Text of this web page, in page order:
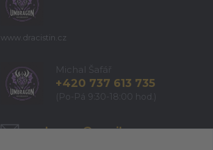
www.dracistin.cz
Michal Šafář
+420 737 613 735
(Po-Pá 9:30-18:00 hod.)
umbragon@email.cz